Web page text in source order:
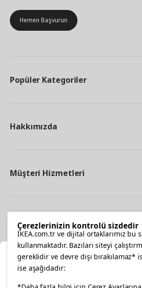
Hemen Başvurun
Popüler Kategoriler
Hakkımızda
Müşteri Hizmetleri
Çerezlerinizin kontrolü sizdedir
IKEA.com.tr ve dijital ortaklarımız bu
kullanmaktadır. Bazıları siteyi
gereklidir ve devre dışı bırakılamaz*
ise aşağıdadır: